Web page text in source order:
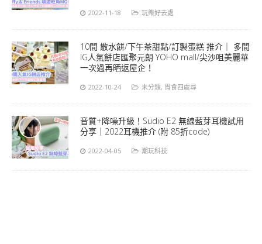
2022-11-18 玩樂好去處
10間 散水餅/下午茶甜點/訂製蛋糕 推介｜ 多間
IG人氣餅店匯聚元朗 YOHO mall/尖沙咀美麗華
一次過再晒返屋企！
2022-10-24 未分類, 胃食四處尋
音質+降噪升級！Sudio E2 無線藍芽耳機試用
分享｜2022耳機推介 (附 85折code)
2022-04-05 潮玩科技